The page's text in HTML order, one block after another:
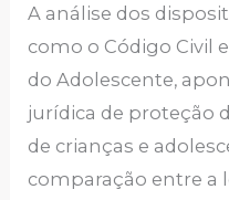
A análise dos
como o Código Civil
do Adolescente,
jurídica de proteção
de crianças e
comparação entre a